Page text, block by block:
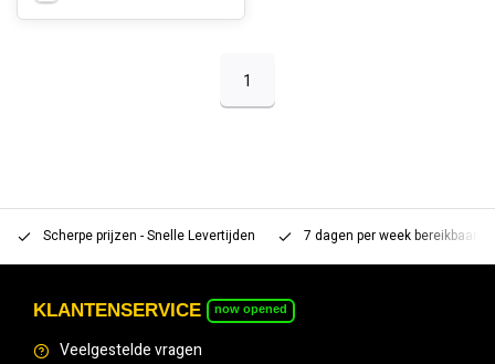
1
Scherpe prijzen - Snelle Levertijden 7 dagen per week bereikbaar
KLANTENSERVICE now opened
Veelgestelde vragen